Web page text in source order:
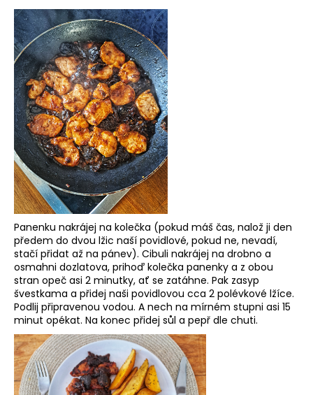
Panenku nakrájej na kolečka (pokud máš čas, nalož ji den
předem do dvou lžic naší povidlové, pokud ne, nevadí,
stačí přidat až na pánev). Cibuli nakrájej na drobno a
osmahni dozlatova, prihoď kolečka panenky a z obou
stran opeč asi 2 minutky, ať se zatáhne. Pak zasyp
švestkama a přidej naši povidlovou cca 2 polévkové lžíce.
Podlij připravenou vodou. A nech na mírném stupni asi 15
minut opékat. Na konec přidej sůl a pepř dle chuti.
HLEDAT
D
o
p
o
r
u
č
u
j
e
m
e
CHILLI
BALÍČEK
PRO
CHLAPY
955
Kč